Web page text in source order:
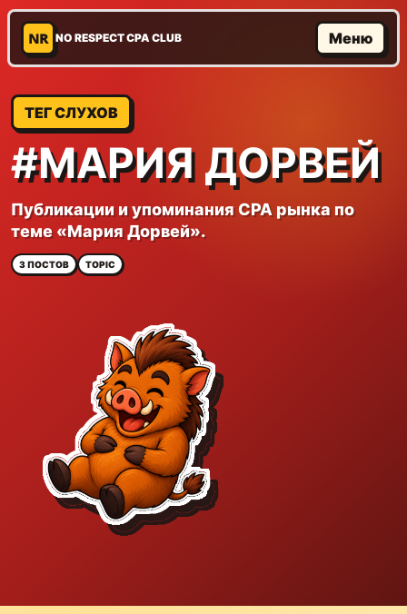
NR NO RESPECT CPA CLUB Меню
ТЕГ СЛУХОВ
#МАРИЯ ДОРВЕЙ
Публикации и упоминания CPA рынка по
теме «Мария Дорвей».
3 ПОСТОВ TOPIC